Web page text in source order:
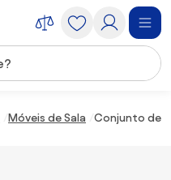
Móveis de Sala Conjunto de